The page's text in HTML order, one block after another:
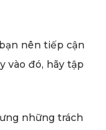
nên tiếp cận
vào đó, hãy tập
những trách